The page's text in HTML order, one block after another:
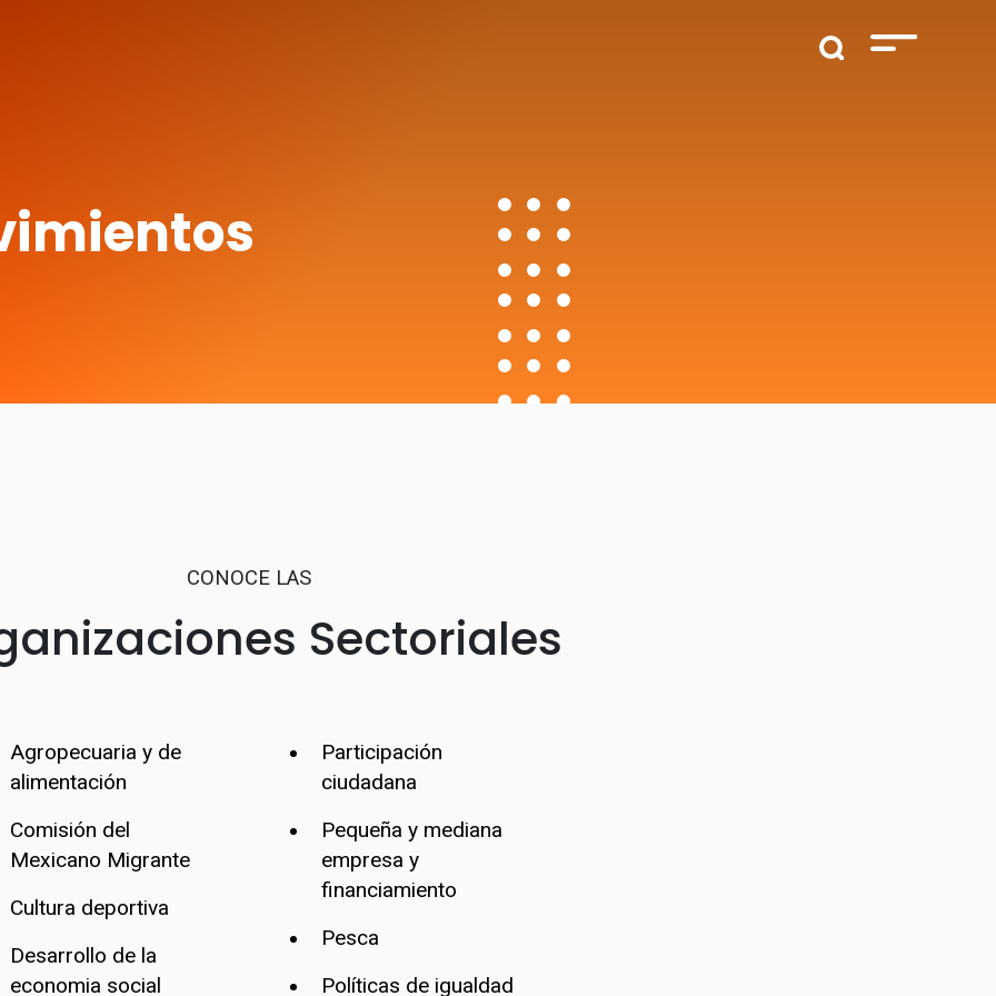
CONOCE LAS
Sectoriales
Agropecuaria y de
alimentación
Comisión del
Mexicano Migrante
Cultura deportiva
Desarrollo de la
economia social
Participación
ciudadana
Pequeña y mediana
empresa y
financiamiento
Pesca
Políticas de igualdad